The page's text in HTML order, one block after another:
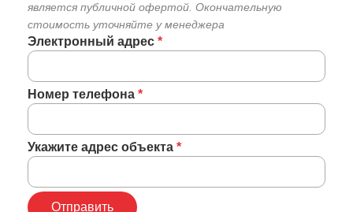
является публичной офертой. Окончательную
стоимость уточняйте у менеджера
Электронный адрес *
Номер телефона *
Укажите адрес объекта *